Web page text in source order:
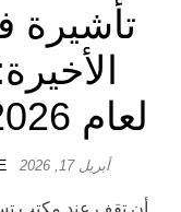
تأشيرة
لعام 2026 للدخول الطارئ
أبريل 17, 2026
أن تقف عند مكتب